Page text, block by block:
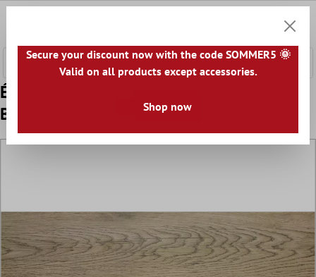
Panier
Échantillon Carrelage Sol Et Mur Imitation
Bois Alexandria Beige Foncé 30x60cm
Secure your discount now with the code SOMMER5 🌞
Valid on all products except accessories.
Shop now